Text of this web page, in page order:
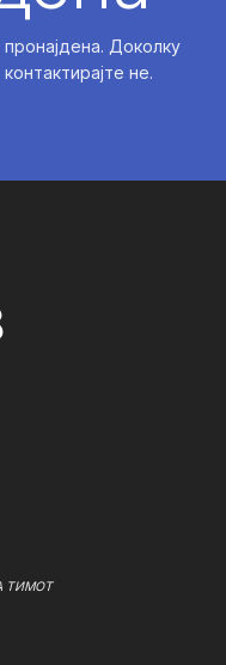
Доколку
не.
ТИМОТ